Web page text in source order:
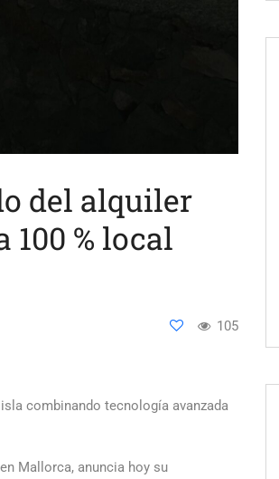
del alquiler
% local
105
combinando tecnología avanzada
Mallorca, anuncia hoy su